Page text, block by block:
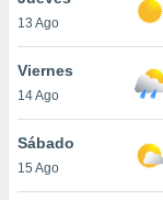
13 Ago
Viernes
14 Ago
Sábado
15 Ago